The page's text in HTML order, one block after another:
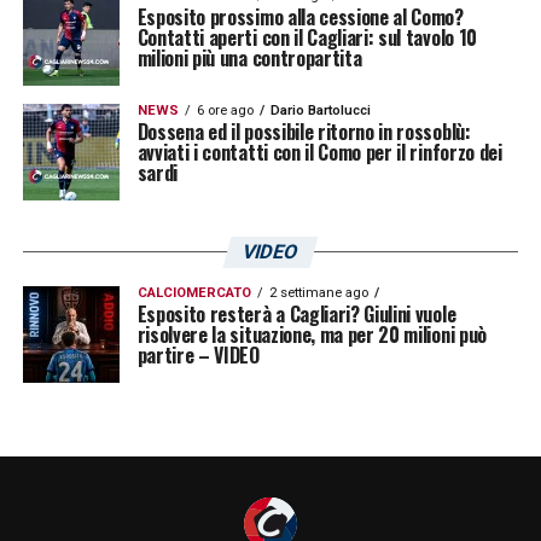
Esposito prossimo alla cessione al Como?
Contatti aperti con il Cagliari: sul tavolo 10
milioni più una contropartita
NEWS 6 ore ago Dario Bartolucci
Dossena ed il possibile ritorno in rossoblù:
avviati i contatti con il Como per il rinforzo dei
sardi
VIDEO
CALCIOMERCATO 2 settimane ago
Esposito resterà a Cagliari? Giulini vuole
risolvere la situazione, ma per 20 milioni può
partire – VIDEO